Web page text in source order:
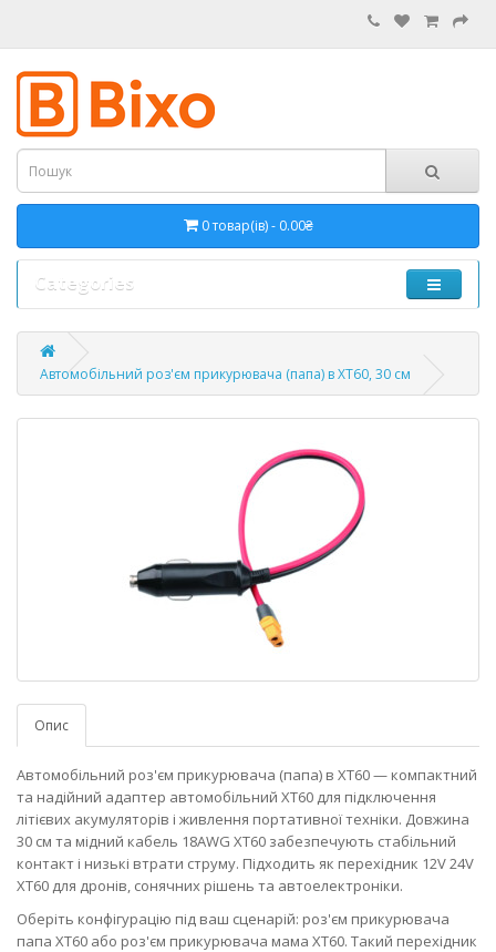
0 товар(ів) - 0.00₴
Categories
Автомобільний роз'єм прикурювача (папа) в XT60, 30 см
Опис
Автомобільний роз'єм прикурювача (папа) в XT60 — компактний
та надійний адаптер автомобільний XT60 для підключення
літієвих акумуляторів і живлення портативної техніки. Довжина
30 см та мідний кабель 18AWG XT60 забезпечують стабільний
контакт і низькі втрати струму. Підходить як перехідник 12V 24V
XT60 для дронів, сонячних рішень та автоелектроніки.
Оберіть конфігурацію під ваш сценарій: роз'єм прикурювача
папа XT60 або роз'єм прикурювача мама XT60. Такий перехідник